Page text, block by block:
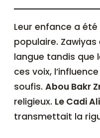
Leur enfance a été bercée par les gardiens d’un Maroc spirituel, lettré et
populaire.
langue tandis que
ces voix,
soufis.Abou Bakr
religieux. Le Cadi
transmettait la